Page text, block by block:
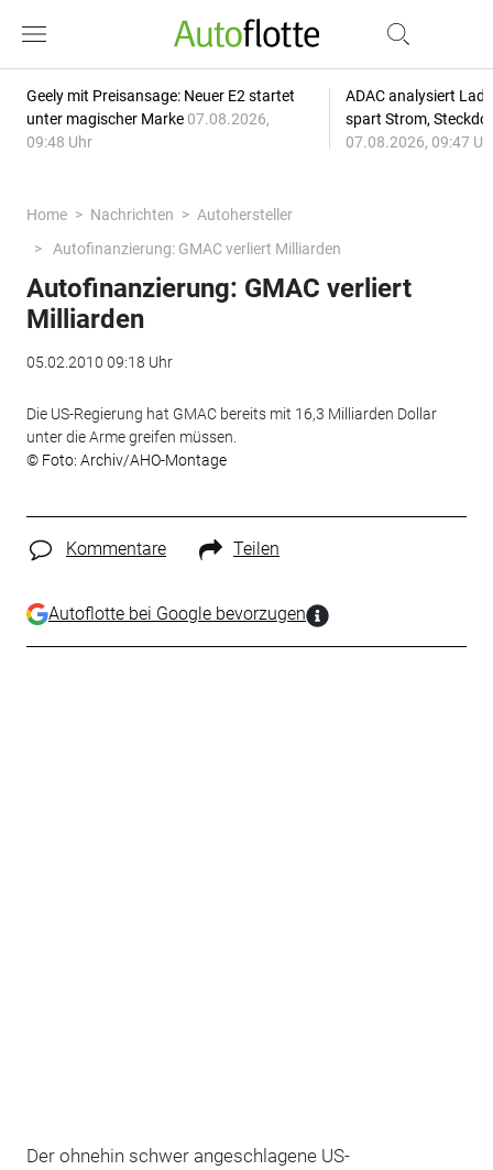
Geely mit Preisansage: Neuer E2 startet
unter magischer Marke 07.08.2026,
09:48 Uhr
ADAC analysiert
spart Strom,
07.08.2026, 09:47
Home Nachrichten
Autohersteller
Autofinanzierung: GMAC verliert Milliarden
Autofinanzierung: GMAC verliert
Milliarden
05.02.2010 09:18 Uhr
Die US-Regierung hat GMAC bereits mit 16,3 Milliarden Dollar
unter die Arme greifen müssen.
© Foto: Archiv/AHO-Montage
Kommentare Teilen
Autoflotte bei Google bevorzugen
Der ohnehin schwer angeschlagene US-